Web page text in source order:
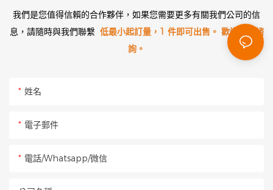
我們是您值得信賴的合作夥伴，如果您需要更多有關我們公司的信
息，請隨時與我們聯繫 低最小起訂量，1 件即可出售。 歡迎來電諮
詢。
姓名
電子郵件
電話/Whatsapp/微信